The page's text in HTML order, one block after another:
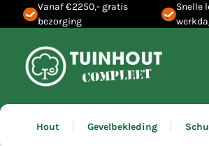
Vanaf €2250,- gratis
bezorging
Snelle
Hout Gevelbekleding